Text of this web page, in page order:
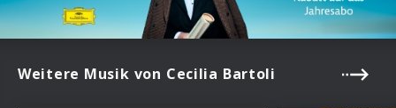
Weitere Musik von Cecilia Bartoli